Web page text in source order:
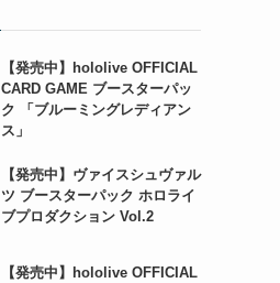
【発売中】hololive OFFICIAL
CARD GAME ブースターパッ
ク 「ブルーミングレディアン
ス」
【発売中】ヴァイスシュヴァル
ツ ブースターパック ホロライ
ブプロダクション Vol.2
【発売中】hololive OFFICIAL